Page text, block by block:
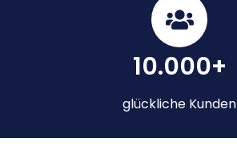
10.000+
glückliche Kunden